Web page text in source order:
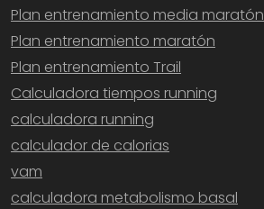
Plan entrenamiento media maratón
Plan entrenamiento maratón
Plan entrenamiento Trail
Calculadora tiempos running
calculadora running
calculador de calorias
vam
calculadora metabolismo basal